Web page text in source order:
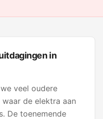
in
veel oudere
de elektra aan
De toenemende